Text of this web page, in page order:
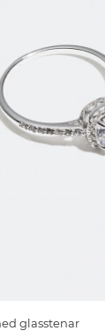
glasstenar